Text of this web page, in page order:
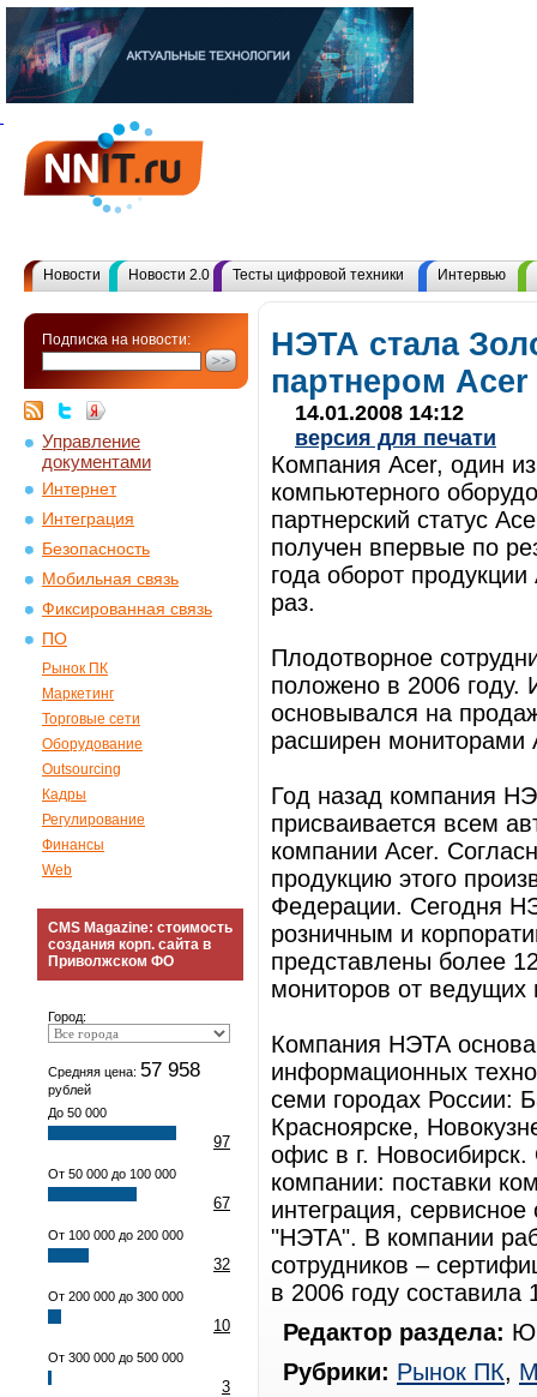
Новости Новости 2.0 Тесты цифровой техники Интервью
Подписка на новости:
Управление
документами
Интернет
Интеграция
Безопасность
Мобильная связь
Фиксированная связь
ПО
Рынок ПК
Маркетинг
Торговые сети
Оборудование
Outsourcing
Кадры
Регулирование
Финансы
Web
CMS Magazine: стоимость
создания корп. сайта в
Приволжском ФО
Город:
Средняя цена: 57 958
рублей
До 50 000
97
От 50 000 до 100 000
67
От 100 000 до 200 000
32
От 200 000 до 300 000
10
От 300 000 до 500 000
3
НЭТА стала
партнером Acer
14.01.2008 14:12
версия для печати
Компания Acer, один
компьютерного
партнерский статус
получен впервые по
года оборот
раз.
Плодотворное
положено в 2006 году.
основывался на
расширен мониторами
Год назад компания
присваивается всем
компании Acer.
продукцию этого
Федерации. Сегодня
розничным и
представлены более
мониторов от ведущих
Компания НЭТА
информационных
семи городах России:
Красноярске,
офис в г.
компании: поставки
интеграция,
"НЭТА". В компании
сотрудников –
в 2006 году
Редактор раздела:
Рубрики: Рынок ПК,